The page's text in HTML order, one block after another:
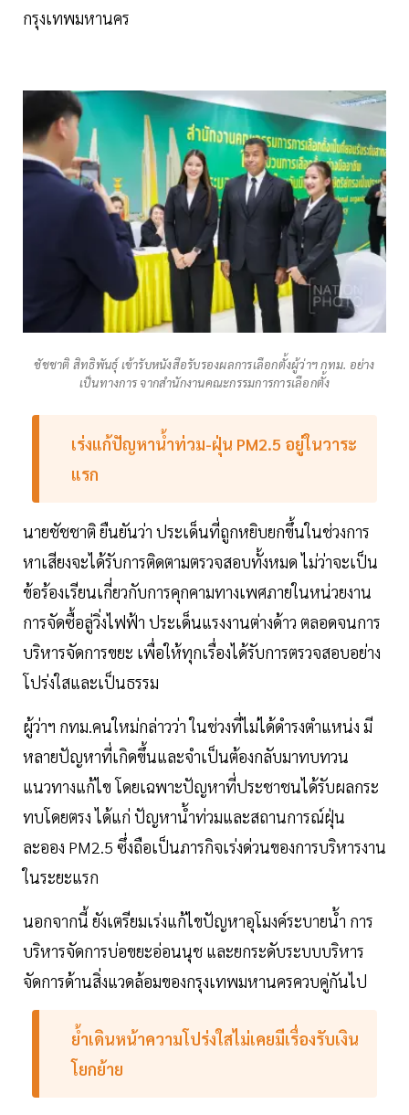
กรุงเทพมหานคร
ชัชชาติ สิทธิพันธุ์ เข้ารับหนังสือรับรองผลการเลือกตั้งผู้ว่าฯ กทม. อย่าง
เป็นทางการ จากสำนักงานคณะกรรมการการเลือกตั้ง
เร่งแก้ปัญหาน้ำท่วม-ฝุ่น PM2.5 อยู่ในวาระ
แรก
นายชัชชาติ ยืนยันว่า ประเด็นที่ถูกหยิบยกขึ้นในช่วงการ
หาเสียงจะได้รับการติดตามตรวจสอบทั้งหมด ไม่ว่าจะเป็น
ข้อร้องเรียนเกี่ยวกับการคุกคามทางเพศภายในหน่วยงาน
การจัดซื้อลู่วิ่งไฟฟ้า ประเด็นแรงงานต่างด้าว ตลอดจนการ
บริหารจัดการขยะ เพื่อให้ทุกเรื่องได้รับการตรวจสอบอย่าง
โปร่งใสและเป็นธรรม
ผู้ว่าฯ กทม.คนใหม่กล่าวว่า ในช่วงที่ไม่ได้ดำรงตำแหน่ง มี
หลายปัญหาที่เกิดขึ้นและจำเป็นต้องกลับมาทบทวน
แนวทางแก้ไข โดยเฉพาะปัญหาที่ประชาชนได้รับผลกระ
ทบโดยตรง ได้แก่ ปัญหาน้ำท่วมและสถานการณ์ฝุ่น
ละออง PM2.5 ซึ่งถือเป็นภารกิจเร่งด่วนของการบริหารงาน
ในระยะแรก
นอกจากนี้ ยังเตรียมเร่งแก้ไขปัญหาอุโมงค์ระบายน้ำ การ
บริหารจัดการบ่อขยะอ่อนนุช และยกระดับระบบบริหาร
จัดการด้านสิ่งแวดล้อมของกรุงเทพมหานครควบคู่กันไป
ย้ำเดินหน้าความโปร่งใสไม่เคยมีเรื่องรับเงิน
โยกย้าย